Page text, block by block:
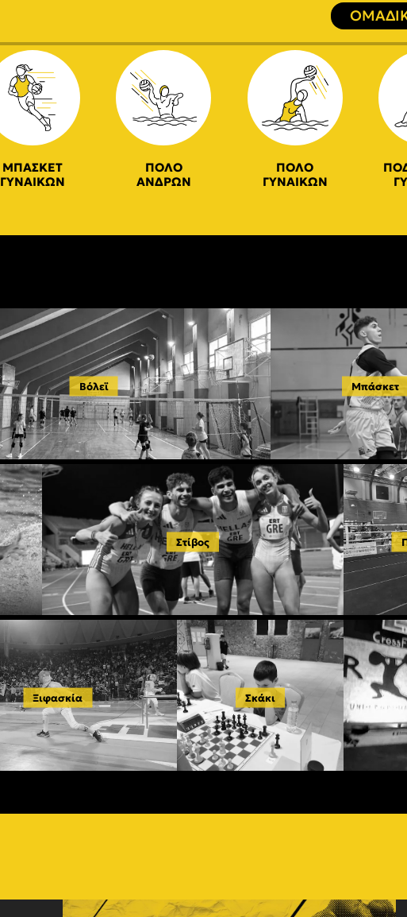
ΜΠΑΣΚΕΤ
ΓΥΝΑΙΚΩΝ
ΠΟΛΟ
ΑΝΔΡΩΝ
ΠΟΛΟ
ΓΥΝΑΙΚΩΝ
Βόλεϊ Μπάσκετ
Στίβος
Ξιφασκία Σκάκι